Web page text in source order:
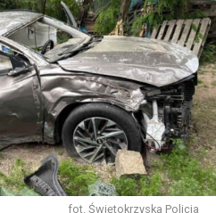
fot. Świętokrzyska Policja